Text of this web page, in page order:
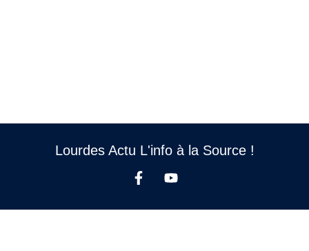
Lourdes Actu L'info à la Source !